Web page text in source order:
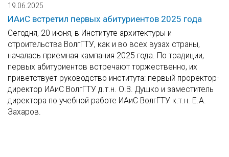
19.06.2025
ИАиС встретил первых абитуриентов 2025 года
Сегодня, 20 июня, в Институте архитектуры и
строительства ВолгГТУ, как и во всех вузах страны,
началась приемная кампания 2025 года. По традиции,
первых абитуриентов встречают торжественно, их
приветствует руководство института: первый проректор-
директор ИАиС ВолгГТУ д.т.н. О.В. Душко и заместитель
директора по учебной работе ИАиС ВолгГТУ к.т.н. Е.А.
Захаров.